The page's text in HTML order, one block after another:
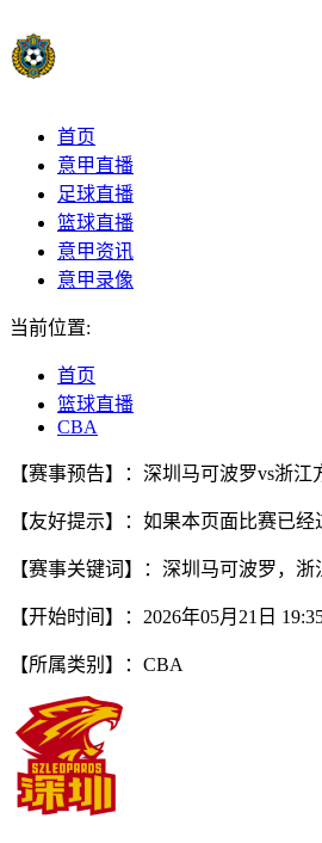
首页
意甲直播
足球直播
篮球直播
意甲资讯
意甲录像
当前位置:
首页
篮球直播
CBA
【赛事预告】：深圳马可波罗vs浙江
【友好提示】：如果本页面比赛已
【赛事关键词】：深圳马可波罗，
【开始时间】：2026年05月21日
【所属类别】：CBA